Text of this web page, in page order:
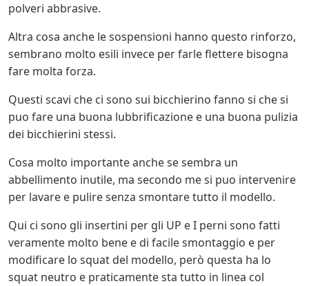
polveri abbrasive.
Altra cosa anche le sospensioni hanno questo rinforzo,
sembrano molto esili invece per farle flettere bisogna
fare molta forza.
Questi scavi che ci sono sui bicchierino fanno si che si
puo fare una buona lubbrificazione e una buona pulizia
dei bicchierini stessi.
Cosa molto importante anche se sembra un
abbellimento inutile, ma secondo me si puo intervenire
per lavare e pulire senza smontare tutto il modello.
Qui ci sono gli insertini per gli UP e I perni sono fatti
veramente molto bene e di facile smontaggio e per
modificare lo squat del modello, però questa ha lo
squat neutro e praticamente sta tutto in linea col